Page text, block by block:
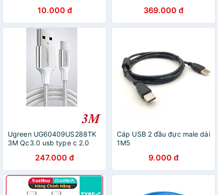
MÀU ĐEN MỘT ĐẦU ĐỰC
MỘT ĐẦU CÁI
10.000 đ
USB-C 1 đầu vuông góc 90
độ US551 - Hàng chính
hãng
369.000 đ
Ugreen UG60409US288TK
3M Qc3.0 usb type c 2.0
tính ra điện thoại đầu nhôm
xám - HÀNG CHÍNH HÃNG
247.000 đ
Cáp USB 2 đầu đực male dài
1M5
9.000 đ